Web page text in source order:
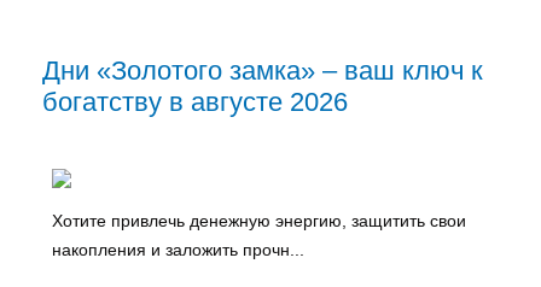
Дни «Золотого замка» – ваш ключ к
богатству в августе 2026
Хотите привлечь денежную энергию, защитить свои
накопления и заложить прочн...